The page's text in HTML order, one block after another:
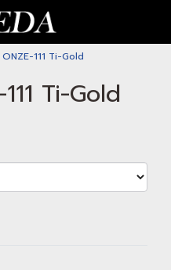
ONZE-111 Ti-Gold
Ti-Gold